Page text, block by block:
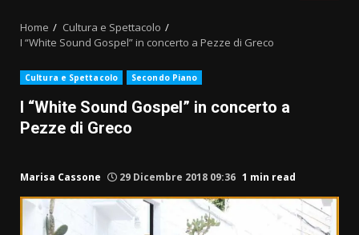
Home
Cultura e Spettacolo
I “White Sound Gospel” in concerto a Pezze di Greco
Cultura e Spettacolo Secondo Piano
I “White Sound Gospel” in concerto a
Pezze di Greco
Marisa Cassone 29 Dicembre 2018 09:36 1 min read